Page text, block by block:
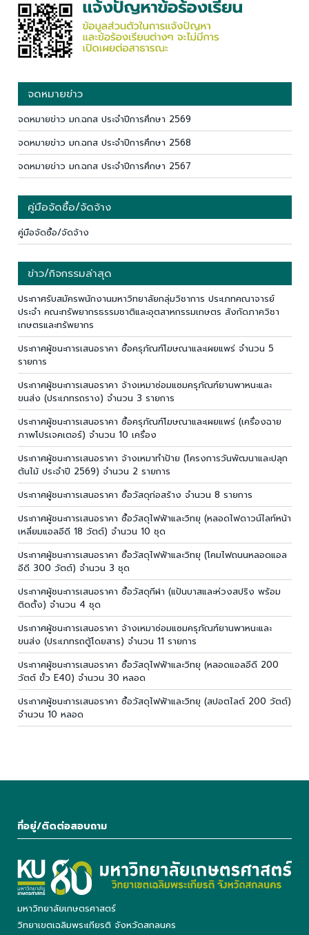
จดหมายข่าว
จดหมายข่าว มก.ฉกส ประจำปีการศึกษา 2569
จดหมายข่าว มก.ฉกส ประจำปีการศึกษา 2568
จดหมายข่าว มก.ฉกส ประจำปีการศึกษา 2567
คู่มือจัดซื้อ/จัดจ้าง
คู่มือจัดซื้อ/จัดจ้าง
ข่าว/กิจกรรมล่าสุด
ประกาศรับสมัครพนักงานมหาวิทยาลัยกลุ่มวิชาการ ประเภทคณาจารย์
ประจำ คณะทรัพยากรธรรมชาติและอุตสาหกรรมเกษตร สังกัดภาควิชา
เกษตรและทรัพยากร
ประกาศผู้ชนะการเสนอราคา ซื้อครุภัณฑ์โฆษณาและเผยแพร่ จำนวน 5
รายการ
ประกาศผู้ชนะการเสนอราคา จ้างเหมาซ่อมแซมครุภัณฑ์ยานพาหนะและ
ขนส่ง (ประเภทรถราง) จำนวน 3 รายการ
ประกาศผู้ชนะการเสนอราคา ซื้อครุภัณฑ์โฆษณาและเผยแพร่ (เครื่องฉาย
ภาพโปรเจคเตอร์) จำนวน 10 เครื่อง
ประกาศผู้ชนะการเสนอราคา จ้างเหมาทำป้าย (โครงการวันพัฒนาและปลุก
ต้นไม้ ประจำปี 2569) จำนวน 2 รายการ
ประกาศผู้ชนะการเสนอราคา ซื้อวัสดุก่อสร้าง จำนวน 8 รายการ
ประกาศผู้ชนะการเสนอราคา ซื้อวัสดุไฟฟ้าและวิทยุ (หลอดไฟดาวน์ไลท์หน้า
เหลี่ยมแอลอีดี 18 วัตต์) จำนวน 10 ชุด
ประกาศผู้ชนะการเสนอราคา ซื้อวัสดุไฟฟ้าและวิทยุ (โคมไฟถนนหลอดแอล
อีดี 300 วัตต์) จำนวน 3 ชุด
ประกาศผู้ชนะการเสนอราคา ซื้อวัสดุกีฬา (แป้นบาสและห่วงสปริง พร้อม
ติดตั้ง) จำนวน 4 ชุด
ประกาศผู้ชนะการเสนอราคา จ้างเหมาซ่อมแซมครุภัณฑ์ยานพาหนะและ
ขนส่ง (ประเภทรถตู้โดยสาร) จำนวน 11 รายการ
ประกาศผู้ชนะการเสนอราคา ซื้อวัสดุไฟฟ้าและวิทยุ (หลอดแอลอีดี 200
วัตต์ ขั้ว E40) จำนวน 30 หลอด
ประกาศผู้ชนะการเสนอราคา ซื้อวัสดุไฟฟ้าและวิทยุ (สปอตไลต์ 200 วัตต์)
จำนวน 10 หลอด
ที่อยู่/ติดต่อสอบถาม
มหาวิทยาลัยเกษตรศาสตร์
วิทยาเขตเฉลิมพระเกียรติ จังหวัดสกลนคร